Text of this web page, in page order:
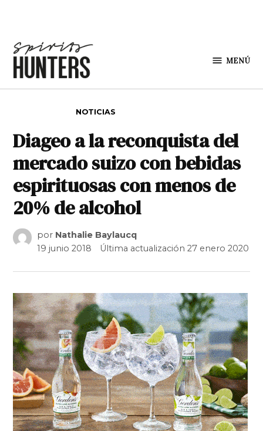
MENÚ
NOTICIAS
Diageo a la reconquista del
mercado suizo con bebidas
espirituosas con menos de
20% de alcohol
por Nathalie Baylaucq
19 junio 2018
Última actualización27 enero 2020